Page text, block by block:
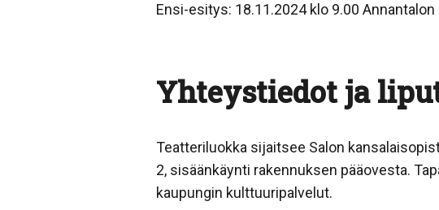
Ensi-esitys: 18.11.2024 klo 9.00
Yhteystiedot ja
Teatteriluokka sijaitsee Salon
2, sisäänkäynti rakennuksen pääovesta.
kaupungin kulttuuripalvelut.